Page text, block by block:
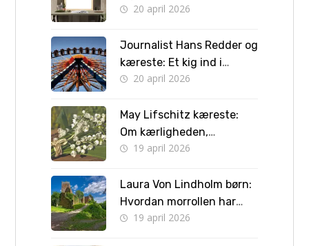
20 april 2026
Journalist Hans Redder og
kæreste: Et kig ind i
privatlivet bag skærmen
20 april 2026
May Lifschitz kæreste:
Om kærligheden,
forlovelsen og vejen til
19 april 2026
Laura Von Lindholm børn:
Hvordan morrollen har
formet hendes liv
19 april 2026